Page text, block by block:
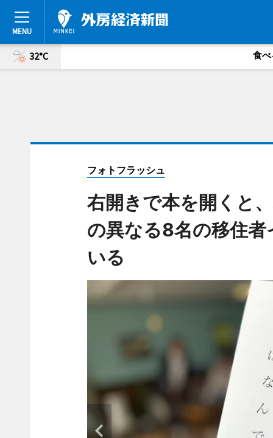
32°C 食べ
フォトフラッシュ
右開きで本を開くと
の異なる8名の移住
いる